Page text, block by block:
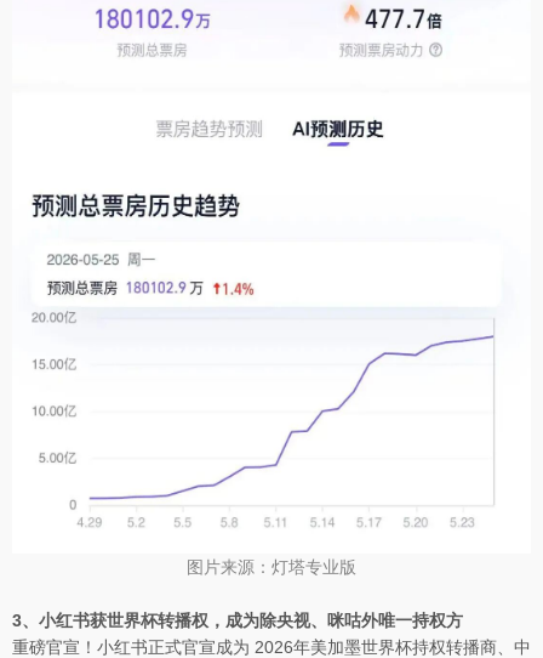
图片来源：灯塔专业版
3、小红书获世界杯转播权，成为除央视、咪咕外唯一持权方
重磅官宣！小红书正式官宣成为 2026年美加墨世界杯持权转播商、中